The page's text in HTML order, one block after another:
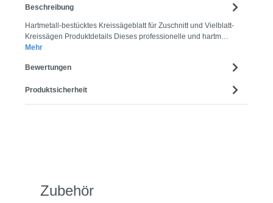
Beschreibung
Hartmetall-bestücktes Kreissägeblatt für Zuschnitt und Vielblatt-
Kreissägen Produktdetails Dieses professionelle und hartm…
Mehr
Bewertungen
Produktsicherheit
Produktgalerie überspringen
Zubehör